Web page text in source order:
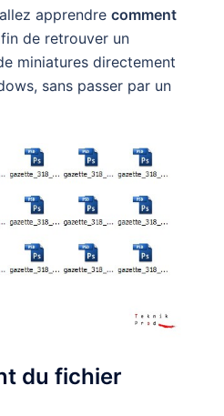
apprendre comment
de retrouver un
miniatures directement
sans passer par un
du fichier